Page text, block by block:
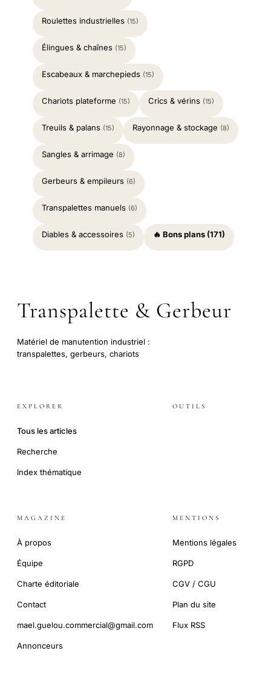
Roulettes industrielles (15)
Élingues & chaînes (15)
Escabeaux & marchepieds (15)
Chariots plateforme (15) Crics & vérins (15)
Treuils & palans (15) Rayonnage & stockage (8)
Sangles & arrimage (8)
Gerbeurs & empileurs (6)
Transpalettes manuels (6)
Diables & accessoires (5) 🔥 Bons plans (171)
Transpalette & Gerbeur
Matériel de manutention industriel :
transpalettes, gerbeurs, chariots
EXPLORER
Tous les articles
Recherche
Index thématique
OUTILS
MAGAZINE
À propos
Équipe
Charte éditoriale
Contact
mael.guelou.commercial@gmail.com
Annonceurs
MENTIONS
Mentions légales
RGPD
CGV / CGU
Plan du site
Flux RSS